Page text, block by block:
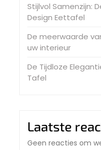
Stijlvol Samenzijn:
Design Eettafel
De meerwaarde
uw interieur
De Tijdloze
Tafel
Laatste
Geen reacties om